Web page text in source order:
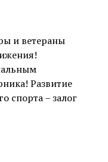
и ветераны
Развитие
спорта – залог